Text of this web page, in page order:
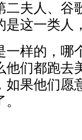
二夫人、谷
是这一类人
一样的，哪
他们都跑去
如果他们愿